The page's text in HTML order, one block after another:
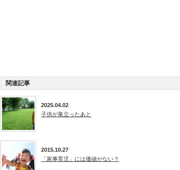
関連記事
2025.04.02
子供が巣立ったあと
2015.10.27
「家事育児」には価値がない？